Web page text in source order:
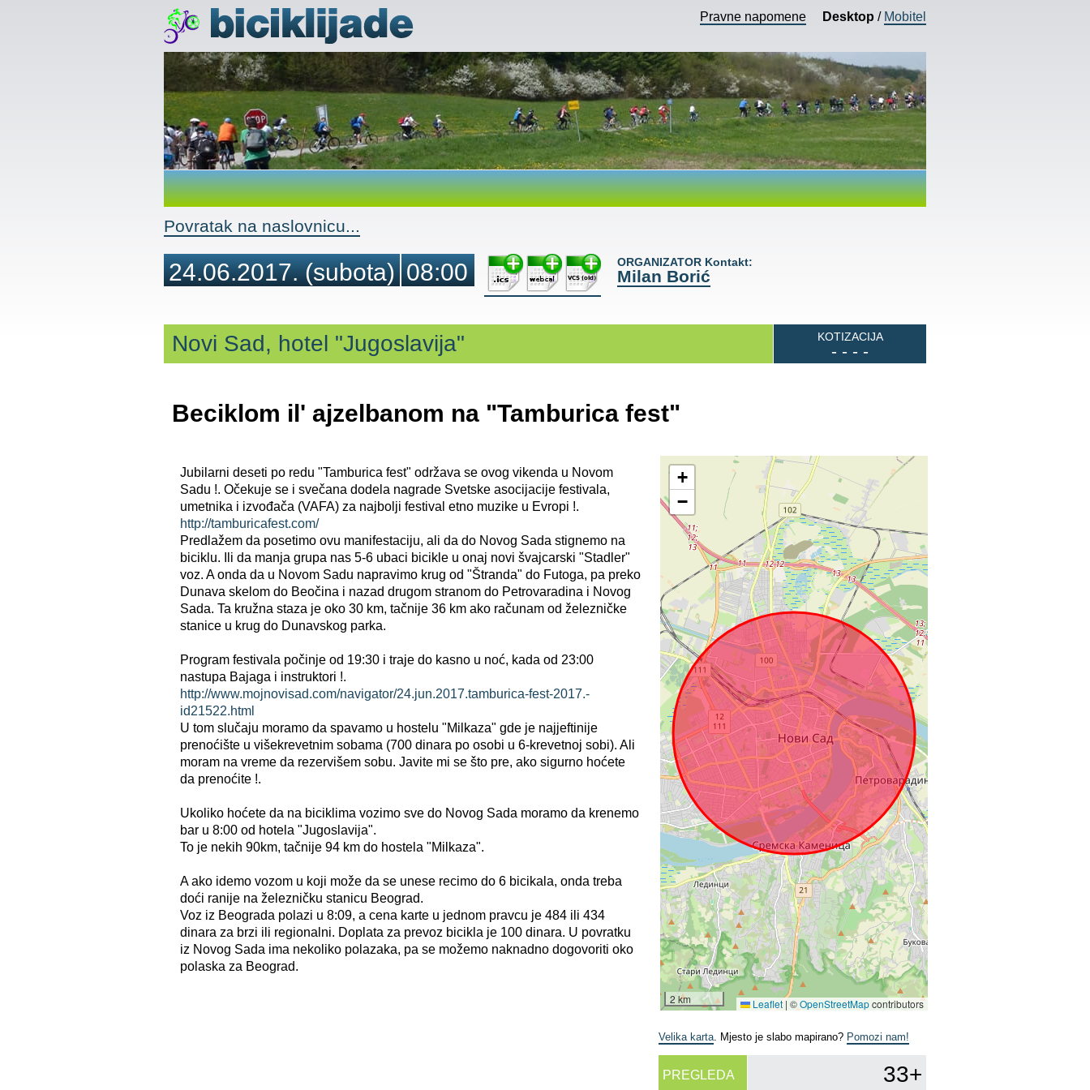
Pravne napomene Desktop / Mobitel
Povratak na naslovnicu...
24.06.2017.(subota) 08:00 ORGANIZATOR Kontakt:
Milan Borić
Novi Sad, hotel "Jugoslavija" KOTIZACIJA
- - - -
Beciklom il' ajzelbanom na "Tamburica fest"
Jubilarni deseti po redu "Tamburica fest" održava se ovog vikenda u Novom
Sadu !. Očekuje se i svečana dodela nagrade Svetske asocijacije festivala,
umetnika i izvođača (VAFA) za najbolji festival etno muzike u Evropi !.
http://tamburicafest.com/
Predlažem da posetimo ovu manifestaciju, ali da do Novog Sada stignemo na
biciklu. Ili da manja grupa nas 5-6 ubaci bicikle u onaj novi švajcarski "Stadler"
voz. A onda da u Novom Sadu napravimo krug od "Štranda" do Futoga, pa preko
Dunava skelom do Beočina i nazad drugom stranom do Petrovaradina i Novog
Sada. Ta kružna staza je oko 30 km, tačnije 36 km ako računam od železničke
stanice u krug do Dunavskog parka.
Program festivala počinje od 19:30 i traje do kasno u noć, kada od 23:00
nastupa Bajaga i instruktori !.
http://www.mojnovisad.com/navigator/24.jun.2017.tamburica-fest-2017.-
id21522.html
U tom slučaju moramo da spavamo u hostelu "Milkaza" gde je najjeftinije
prenoćište u višekrevetnim sobama (700 dinara po osobi u 6-krevetnoj sobi). Ali
moram na vreme da rezervišem sobu. Javite mi se što pre, ako sigurno hoćete
da prenoćite !.
Ukoliko hoćete da na biciklima vozimo sve do Novog Sada moramo da krenemo
bar u 8:00 od hotela "Jugoslavija".
To je nekih 90km, tačnije 94 km do hostela "Milkaza".
A ako idemo vozom u koji može da se unese recimo do 6 bicikala, onda treba
doći ranije na železničku stanicu Beograd.
Voz iz Beograda polazi u 8:09, a cena karte u jednom pravcu je 484 ili 434
dinara za brzi ili regionalni. Doplata za prevoz bicikla je 100 dinara. U povratku
iz Novog Sada ima nekoliko polazaka, pa se možemo naknadno dogovoriti oko
polaska za Beograd.
+
−
2 km Leaflet | ©OpenStreetMapcontributors
Velika karta . Mjesto je slabo mapirano? Pomozi nam!
PREGLEDA 33+